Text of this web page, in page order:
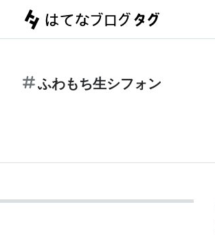
ふわもち生シフォン